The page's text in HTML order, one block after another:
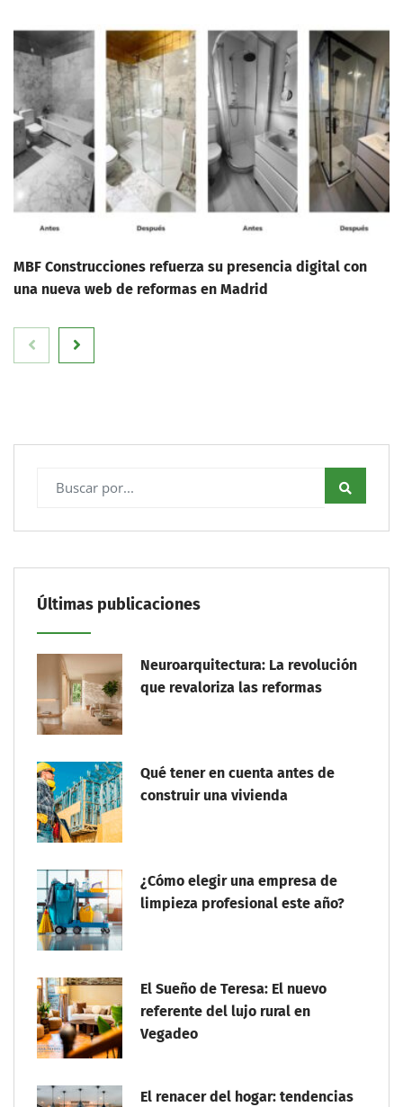
MBF Construcciones refuerza su presencia digital con
una nueva web de reformas en Madrid
Últimas publicaciones
Neuroarquitectura: La revolución
que revaloriza las reformas
Qué tener en cuenta antes de
construir una vivienda
¿Cómo elegir una empresa de
limpieza profesional este año?
El Sueño de Teresa: El nuevo
referente del lujo rural en
Vegadeo
El renacer del hogar: tendencias